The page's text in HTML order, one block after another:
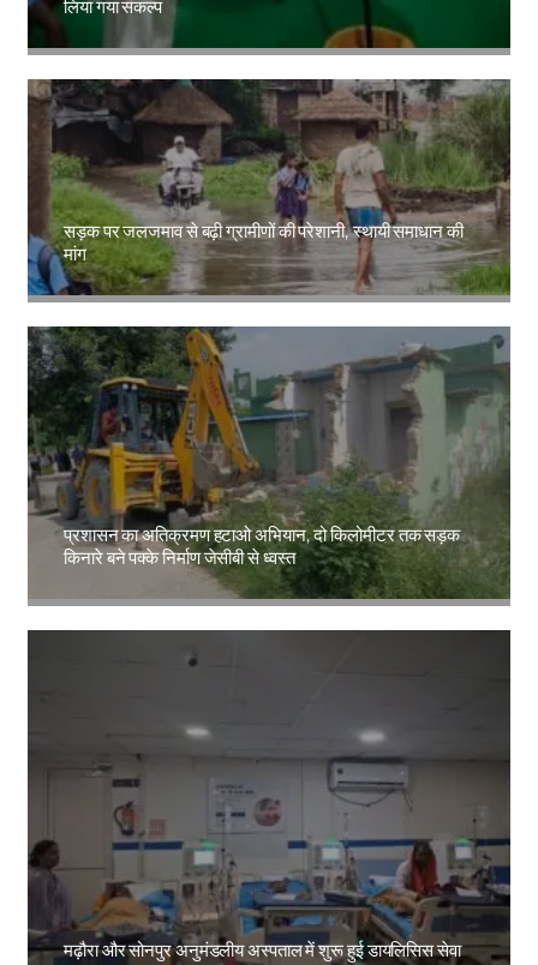
लिया गया संकल्प
सड़क पर जलजमाव से बढ़ी ग्रामीणों की परेशानी, स्थायी समाधान की
मांग
Amit Lekh
प्रशासन का अतिक्रमण हटाओ अभियान, दो किलोमीटर तक सड़क
किनारे बने पक्के निर्माण जेसीबी से ध्वस्त
मढ़ौरा और सोनपुर अनुमंडलीय अस्पताल में शुरू हुई डायलिसिस सेवा